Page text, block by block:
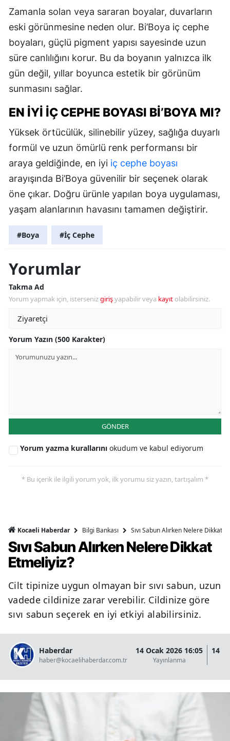
Zamanla solan veya sararan boyalar, duvarların
eski görünmesine neden olur. Bi’Boya iç cephe
boyaları, güçlü pigment yapısı sayesinde uzun
süre canlılığını korur. Bu da boyanın yalnızca ilk
gün değil, yıllar boyunca estetik bir görünüm
sunmasını sağlar.
EN İYI İÇ CEPHE BOYASI BI’BOYA MI?
Yüksek örtücülük, silinebilir yüzey, sağlığa duyarlı
formül ve uzun ömürlü renk performansı bir
araya geldiğinde, en iyi iç cephe boyası
arayışında Bi’Boya güvenilir bir seçenek olarak
öne çıkar. Doğru ürünle yapılan boya uygulaması,
yaşam alanlarının havasını tamamen değiştirir.
#Boya #İç Cephe
Yorumlar
Takma Ad
Yorum yapmak için, istersenizgirişyapabilir veya kayıt olabilirsiniz.
Yorum Yazın (500 Karakter)
GÖNDER
Yorum yazma kurallarını okudum ve kabul ediyorum
* Bu içerik ile ilgili yorum yok, ilk yorumu siz yazın, tartışalım *
Kocaeli Haberdar Bilgi Bankası Sıvı Sabun Alırken Nelere Dikkat
Sıvı Sabun Alırken Nelere Dikkat
Etmeliyiz?
Cilt tipinize uygun olmayan bir sıvı sabun, uzun
vadede cildinize zarar verebilir. Cildinize göre
sıvı sabun seçerek en iyi etkiyi alabilirsiniz.
Haberdar
haber@kocaelihaberdar.com.tr
14 Ocak 2026 16:05
Yayınlanma
14